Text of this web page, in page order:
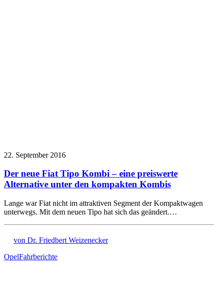
22. September 2016
Der neue Fiat Tipo Kombi – eine preiswerte
Alternative unter den kompakten Kombis
Lange war Fiat nicht im attraktiven Segment der Kompaktwagen
unterwegs. Mit dem neuen Tipo hat sich das geändert.…
von Dr. Friedbert Weizenecker
OpelFahrberichte